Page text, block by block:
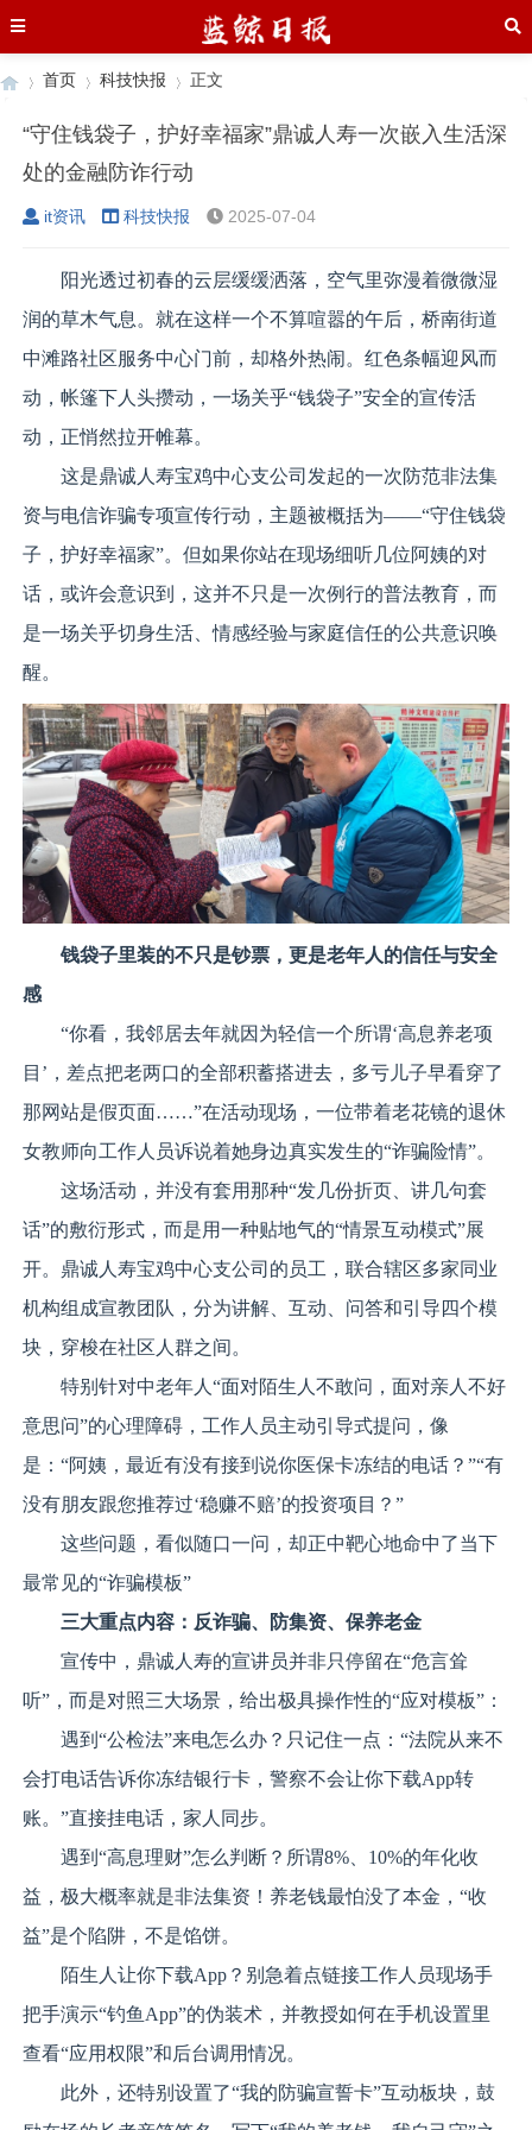
›
首页
›
科技快报
›
正文
“守住钱袋子，护好幸福家”鼎诚人寿一次嵌入生活深
处的金融防诈行动
it资讯 科技快报 2025-07-04
阳光透过初春的云层缓缓洒落，空气里弥漫着微微湿
润的草木气息。就在这样一个不算喧嚣的午后，桥南街道
中滩路社区服务中心门前，却格外热闹。红色条幅迎风而
动，帐篷下人头攒动，一场关乎“钱袋子”安全的宣传活
动，正悄然拉开帷幕。
这是鼎诚人寿宝鸡中心支公司发起的一次防范非法集
资与电信诈骗专项宣传行动，主题被概括为——“守住钱袋
子，护好幸福家”。但如果你站在现场细听几位阿姨的对
话，或许会意识到，这并不只是一次例行的普法教育，而
是一场关乎切身生活、情感经验与家庭信任的公共意识唤
醒。
钱袋子里装的不只是钞票，更是老年人的信任与安全
感
“你看，我邻居去年就因为轻信一个所谓‘高息养老项
目’，差点把老两口的全部积蓄搭进去，多亏儿子早看穿了
那网站是假页面……”在活动现场，一位带着老花镜的退休
女教师向工作人员诉说着她身边真实发生的“诈骗险情”。
这场活动，并没有套用那种“发几份折页、讲几句套
话”的敷衍形式，而是用一种贴地气的“情景互动模式”展
开。鼎诚人寿宝鸡中心支公司的员工，联合辖区多家同业
机构组成宣教团队，分为讲解、互动、问答和引导四个模
块，穿梭在社区人群之间。
特别针对中老年人“面对陌生人不敢问，面对亲人不好
意思问”的心理障碍，工作人员主动引导式提问，像
是：“阿姨，最近有没有接到说你医保卡冻结的电话？”“有
没有朋友跟您推荐过‘稳赚不赔’的投资项目？”
这些问题，看似随口一问，却正中靶心地命中了当下
最常见的“诈骗模板”
三大重点内容：反诈骗、防集资、保养老金
宣传中，鼎诚人寿的宣讲员并非只停留在“危言耸
听”，而是对照三大场景，给出极具操作性的“应对模板”：
遇到“公检法”来电怎么办？只记住一点：“法院从来不
会打电话告诉你冻结银行卡，警察不会让你下载App转
账。”直接挂电话，家人同步。
遇到“高息理财”怎么判断？所谓8%、10%的年化收
益，极大概率就是非法集资！养老钱最怕没了本金，“收
益”是个陷阱，不是馅饼。
陌生人让你下载App？别急着点链接工作人员现场手
把手演示“钓鱼App”的伪装术，并教授如何在手机设置里
查看“应用权限”和后台调用情况。
此外，还特别设置了“我的防骗宣誓卡”互动板块，鼓